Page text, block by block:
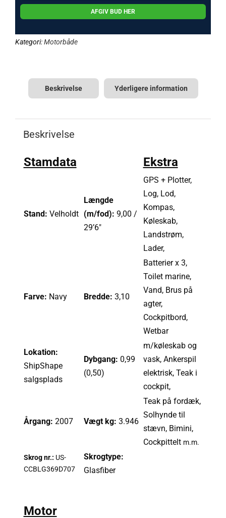
AFGIV BUD HER
Kategori:Motorbåde
Beskrivelse Yderligere information
Beskrivelse
Stamdata Ekstra
Stand: Velholdt
Længde
(m/fod): 9,00 /
29’6″
GPS + Plotter,
Log, Lod,
Kompas,
Køleskab,
Landstrøm,
Lader,
Farve: Navy Bredde: 3,10
Batterier x 3,
Toilet marine,
Vand, Brus på
agter,
Cockpitbord,
Wetbar
Lokation:
ShipShape
salgsplads
Dybgang: 0,99
(0,50)
m/køleskab og
vask, Ankerspil
elektrisk, Teak i
cockpit,
Årgang: 2007 Vægt kg: 3.946
Teak på fordæk,
Solhynde til
stævn, Bimini,
Cockpittelt m.m.
Skrog nr.: US-
CCBLG369D707
Skrogtype:
Glasfiber
Motor